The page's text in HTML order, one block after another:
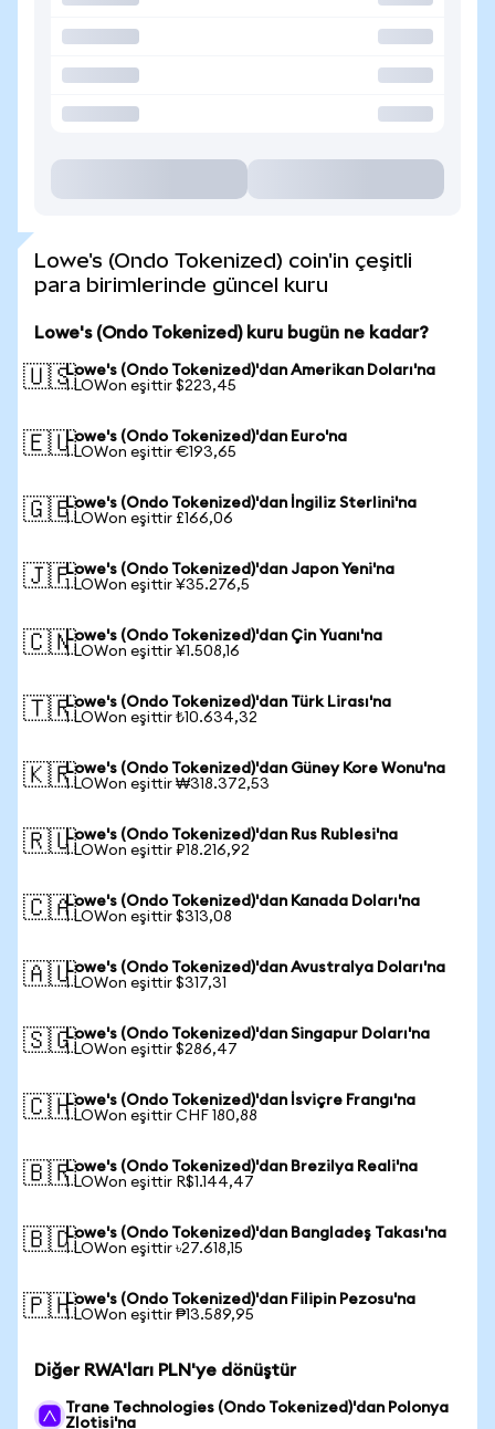
Lowe's (Ondo Tokenized) coin'in çeşitli
para birimlerinde güncel kuru
Lowe's (Ondo Tokenized) kuru bugün ne kadar?
🇺🇸Lowe's (Ondo Tokenized)'dan Amerikan Doları'na
1 LOWon eşittir $223,45
🇪🇺Lowe's (Ondo Tokenized)'dan Euro'na
1 LOWon eşittir €193,65
🇬🇧Lowe's (Ondo Tokenized)'dan İngiliz Sterlini'na
1 LOWon eşittir £166,06
🇯🇵Lowe's (Ondo Tokenized)'dan Japon Yeni'na
1 LOWon eşittir ¥35.276,5
🇨🇳Lowe's (Ondo Tokenized)'dan Çin Yuanı'na
1 LOWon eşittir ¥1.508,16
🇹🇷Lowe's (Ondo Tokenized)'dan Türk Lirası'na
1 LOWon eşittir ₺10.634,32
🇰🇷Lowe's (Ondo Tokenized)'dan Güney Kore Wonu'na
1 LOWon eşittir ₩318.372,53
🇷🇺Lowe's (Ondo Tokenized)'dan Rus Rublesi'na
1 LOWon eşittir ₽18.216,92
🇨🇦Lowe's (Ondo Tokenized)'dan Kanada Doları'na
1 LOWon eşittir $313,08
🇦🇺Lowe's (Ondo Tokenized)'dan Avustralya Doları'na
1 LOWon eşittir $317,31
🇸🇬Lowe's (Ondo Tokenized)'dan Singapur Doları'na
1 LOWon eşittir $286,47
🇨🇭Lowe's (Ondo Tokenized)'dan İsviçre Frangı'na
1 LOWon eşittir CHF 180,88
🇧🇷Lowe's (Ondo Tokenized)'dan Brezilya Reali'na
1 LOWon eşittir R$1.144,47
🇧🇩Lowe's (Ondo Tokenized)'dan Bangladeş Takası'na
1 LOWon eşittir ৳27.618,15
🇵🇭Lowe's (Ondo Tokenized)'dan Filipin Pezosu'na
1 LOWon eşittir ₱13.589,95
Diğer RWA'ları PLN'ye dönüştür
Trane Technologies (Ondo Tokenized)'dan Polonya
Zlotisi'na